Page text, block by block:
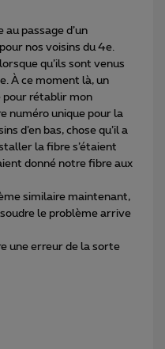
au passage d’un
nos voisins du 4e.
qu’ils sont venus
À ce moment là, un
pour rétablir mon
numéro unique pour la
d’en bas, chose qu’il a
la fibre s’étaient
donné notre fibre aux
similaire maintenant,
le problème arrive
une erreur de la sorte